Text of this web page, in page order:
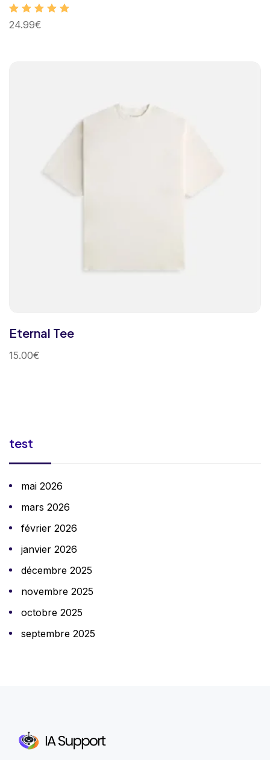
Note
5.00
24.99€
Eternal Tee
15.00€
test
mai 2026
mars 2026
février 2026
janvier 2026
décembre 2025
novembre 2025
octobre 2025
septembre 2025